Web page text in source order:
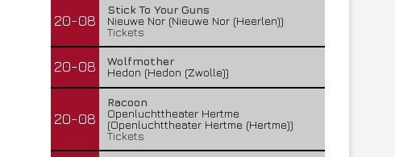
20-08
Stick To Your Guns
Nieuwe Nor (Nieuwe Nor (Heerlen))
Tickets
20-08
Wolfmother
Hedon (Hedon (Zwolle))
20-08
Racoon
Openluchttheater Hertme
(Openluchttheater Hertme (Hertme))
Tickets